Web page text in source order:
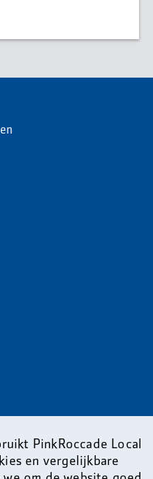
PinkRoccade Local
en vergelijkbare